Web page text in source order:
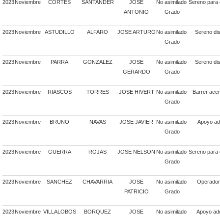
2023Noviembre CORTES SANTANDER
JOSE
ANTONIO
No asimilado
Grado
Sereno para
2023Noviembre ASTUDILLO ALFARO JOSE ARTURO No asimilado
Grado
Sereno
2023Noviembre PARRA GONZALEZ
JOSE
GERARDO
No asimilado
Grado
Sereno
2023Noviembre RIASCOS TORRES JOSE HIVERT No asimilado
Grado
Barrer
2023Noviembre BRUNO NAVAS JOSE JAVIER
No asimilado
Grado
Apoyo
2023Noviembre GUERRA ROJAS JOSE NELSON No asimilado
Grado
Sereno para
2023Noviembre SANCHEZ CHAVARRIA
JOSE
PATRICIO
No asimilado
Grado
2023Noviembre VILLALOBOS BORQUEZ
JOSE
No asimilado
Apoyo